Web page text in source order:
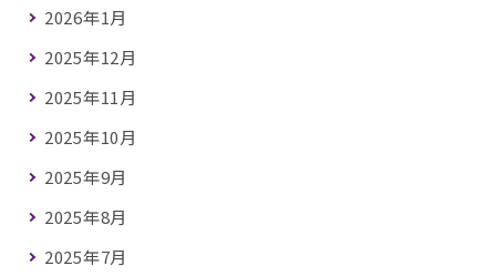
2026年1月
2025年12月
2025年11月
2025年10月
2025年9月
2025年8月
2025年7月